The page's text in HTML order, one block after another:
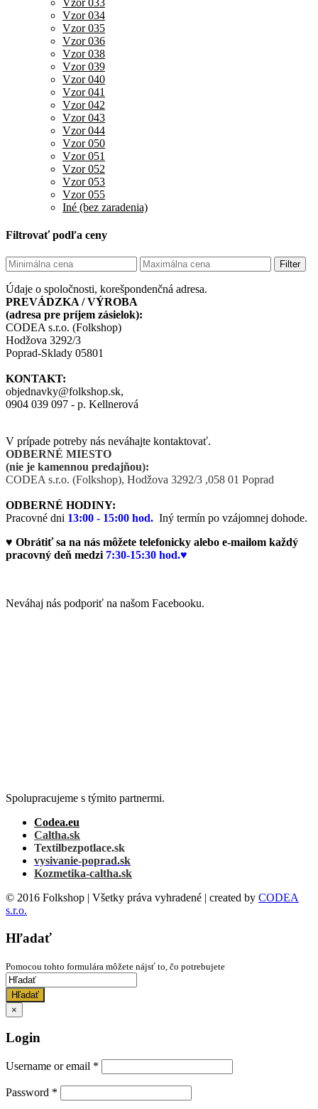
Vzor 034
Vzor 035
Vzor 036
Vzor 038
Vzor 039
Vzor 040
Vzor 041
Vzor 042
Vzor 043
Vzor 044
Vzor 050
Vzor 051
Vzor 052
Vzor 053
Vzor 055
Iné (bez zaradenia)
Filtrovať podľa ceny
Filter
Údaje o spoločnosti, korešpondenčná adresa.
PREVÁDZKA / VÝROBA
(adresa pre príjem zásielok):
CODEA s.r.o. (Folkshop)
Hodžova 3292/3
Poprad-Sklady 05801
KONTAKT:
objednavky@folkshop.sk,
0904 039 097 - p. Kellnerová
V prípade potreby nás neváhajte kontaktovať.
ODBERNÉ MIESTO
(nie je kamennou predajňou):
CODEA s.r.o. (Folkshop), Hodžova 3292/3 ,058 01 Poprad
ODBERNÉ HODINY:
Pracovné dni 13:00 - 15:00 hod. Iný termín po vzájomnej dohode.
♥ Obrátiť sa na nás môžete telefonicky alebo e-mailom každý
pracovný deň medzi 7:30-15:30 hod.♥
Neváhaj nás podporiť na našom Facebooku.
Spolupracujeme s týmito partnermi.
Codea.eu
Caltha.sk
Textilbezpotlace.sk
vysivanie-poprad.sk
Kozmetika-caltha.sk
© 2016 Folkshop | Všetky práva vyhradené | created by CODEA
s.r.o.
Hľadať
Pomocou tohto formulára môžete nájsť to, čo potrebujete
Hľadať
×
Login
Username or email *
Password *